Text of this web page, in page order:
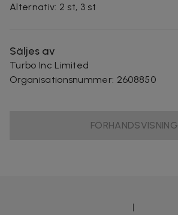
Alternativ: 2 st, 3 st
Säljes av
Turbo Inc Limited
Organisationsnummer: 2608850
FÖRHANDSVISNING